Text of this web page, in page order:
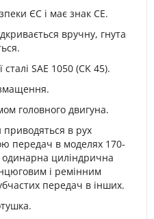
ЄС і має знак CE.
вручну, гнута
SAE 1050 (CK 45).
головного двигуна.
приводяться в рух
передач в моделях 170-
циліндрична
і ремінним
передач в інших.